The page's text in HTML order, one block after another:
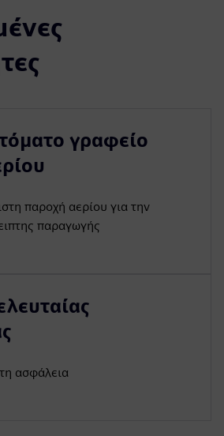
γραφείο
παροχή αερίου για την
παραγωγής
ασφάλεια